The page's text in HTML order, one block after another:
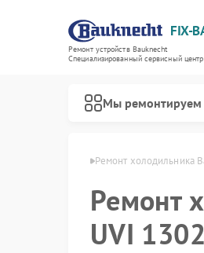
FIX-
Ремонт устройств Bauknecht
Специализированный cервисный центр
Мы ремонтируем
Ремонт холодильника
Ремонт
UVI